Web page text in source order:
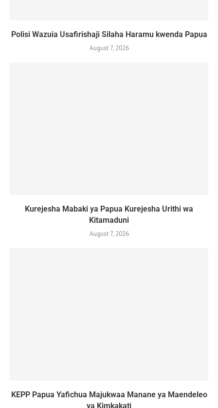
Polisi Wazuia Usafirishaji Silaha Haramu kwenda Papua
August 7, 2026
Kurejesha Mabaki ya Papua Kurejesha Urithi wa
Kitamaduni
August 7, 2026
KEPP Papua Yafichua Majukwaa Manane ya Maendeleo
ya Kimkakati